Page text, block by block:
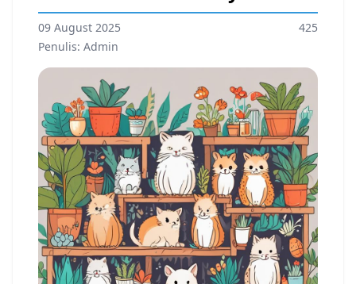
09 August 2025
425
Penulis: Admin